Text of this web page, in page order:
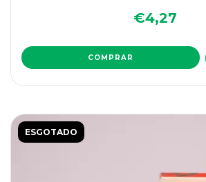
€4,27
ESGOTADO